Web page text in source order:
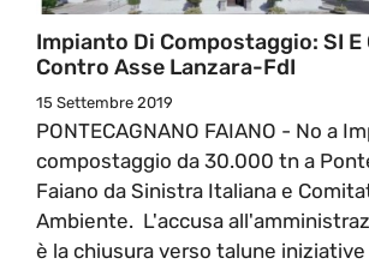
Impianto Di Compostaggio: SI
Contro Asse Lanzara-FdI
15 Settembre 2019
PONTECAGNANO FAIANO - No a
compostaggio da 30.000 tn a
Faiano da Sinistra Italiana e
Ambiente. L'accusa
è la chiusura verso talune